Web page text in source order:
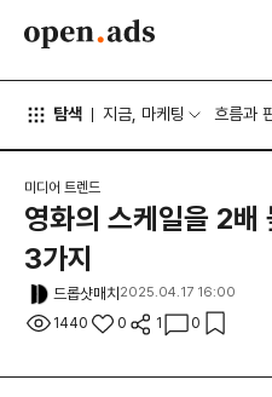
탐색 지금, 마케팅 흐름과
미디어 트렌드
영화의 스케일을 2배
3가지
드롭샷매치 2025.04.17 16:00
1440 0 1 0